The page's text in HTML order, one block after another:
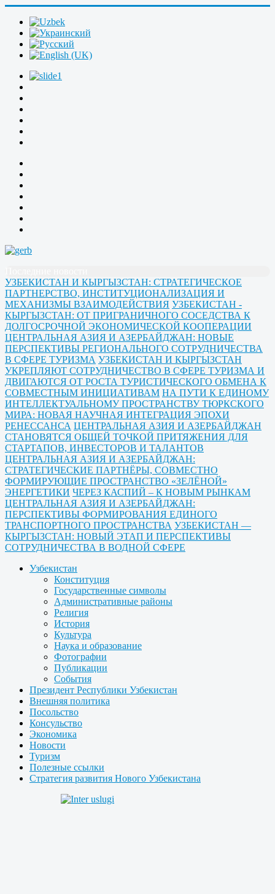
УЗБЕКИСТАН И КЫРГЫЗСТАН: СТРАТЕГИЧЕСКОЕ
ПАРТНЕРСТВО, ИНСТИТУЦИОНАЛИЗАЦИЯ И
МЕХАНИЗМЫ ВЗАИМОДЕЙСТВИЯ УЗБЕКИСТАН -
КЫРГЫЗСТАН: ОТ ПРИГРАНИЧНОГО СОСЕДСТВА К
ДОЛГОСРОЧНОЙ ЭКОНОМИЧЕСКОЙ КООПЕРАЦИИ
ЦЕНТРАЛЬНАЯ АЗИЯ И АЗЕРБАЙДЖАН: НОВЫЕ
ПЕРСПЕКТИВЫ РЕГИОНАЛЬНОГО СОТРУДНИЧЕСТВА
В СФЕРЕ ТУРИЗМА УЗБЕКИСТАН И КЫРГЫЗСТАН
УКРЕПЛЯЮТ СОТРУДНИЧЕСТВО В СФЕРЕ ТУРИЗМА И
ДВИГАЮТСЯ ОТ РОСТА ТУРИСТИЧЕСКОГО ОБМЕНА К
СОВМЕСТНЫМ ИНИЦИАТИВАМ НА ПУТИ К ЕДИНОМУ
ИНТЕЛЛЕКТУАЛЬНОМУ ПРОСТРАНСТВУ ТЮРКСКОГО
МИРА: НОВАЯ НАУЧНАЯ ИНТЕГРАЦИЯ ЭПОХИ
РЕНЕССАНСА ЦЕНТРАЛЬНАЯ АЗИЯ И АЗЕРБАЙДЖАН
СТАНОВЯТСЯ ОБЩЕЙ ТОЧКОЙ ПРИТЯЖЕНИЯ ДЛЯ
СТАРТАПОВ, ИНВЕСТОРОВ И ТАЛАНТОВ
ЦЕНТРАЛЬНАЯ АЗИЯ И АЗЕРБАЙДЖАН:
СТРАТЕГИЧЕСКИЕ ПАРТНЁРЫ, СОВМЕСТНО
ФОРМИРУЮЩИЕ ПРОСТРАНСТВО «ЗЕЛЁНОЙ»
ЭНЕРГЕТИКИ ЧЕРЕЗ КАСПИЙ – К НОВЫМ РЫНКАМ
ЦЕНТРАЛЬНАЯ АЗИЯ И АЗЕРБАЙДЖАН:
ПЕРСПЕКТИВЫ ФОРМИРОВАНИЯ ЕДИНОГО
ТРАНСПОРТНОГО ПРОСТРАНСТВА УЗБЕКИСТАН —
КЫРГЫЗСТАН: НОВЫЙ ЭТАП И ПЕРСПЕКТИВЫ
СОТРУДНИЧЕСТВА В ВОДНОЙ СФЕРЕ
Узбекистан
Конституция
Государственные символы
Административные районы
Религия
История
Культура
Наука и образование
Фотографии
Публикации
События
Президент Республики Узбекистан
Внешняя политика
Посольство
Консульство
Экономика
Новости
Туризм
Полезные ссылки
Стратегия развития Нового Узбекистана